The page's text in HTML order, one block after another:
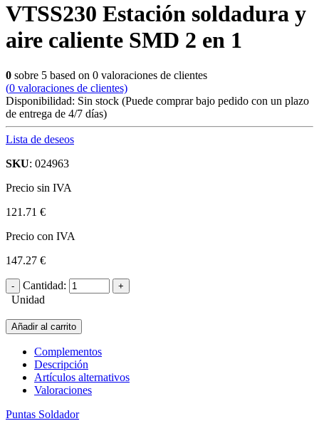
VTSS230 Estación soldadura y
aire caliente SMD 2 en 1
0 sobre 5 based on 0 valoraciones de clientes
(0 valoraciones de clientes)
Disponibilidad: Sin stock (Puede comprar bajo pedido con un plazo
de entrega de 4/7 días)
Lista de deseos
SKU: 024963
Precio sin IVA
121.71 €
Precio con IVA
147.27 €
Cantidad:
Unidad
Añadir al carrito
Complementos
Descripción
Artículos alternativos
Valoraciones
Puntas Soldador